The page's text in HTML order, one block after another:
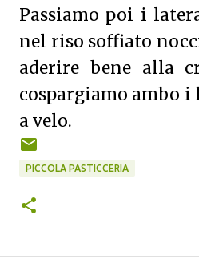
Passiamo poi i
nel riso soffiato
aderire bene alla
cospargiamo ambo i
a velo.
PICCOLA PASTICCERIA